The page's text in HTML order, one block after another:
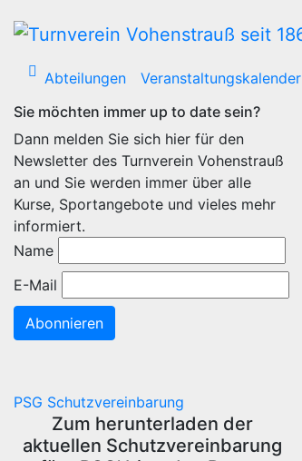
Inhalt
Abteilungen
Veranstaltungskalender
Sie möchten immer up to date sein?
Dann melden Sie sich hier für den
Newsletter des Turnverein Vohenstrauß
an und Sie werden immer über alle
Kurse, Sportangebote und vieles mehr
informiert.
Name
E-Mail
Abonnieren
PSG Schutzvereinbarung
Zum herunterladen der
aktuellen Schutzvereinbarung